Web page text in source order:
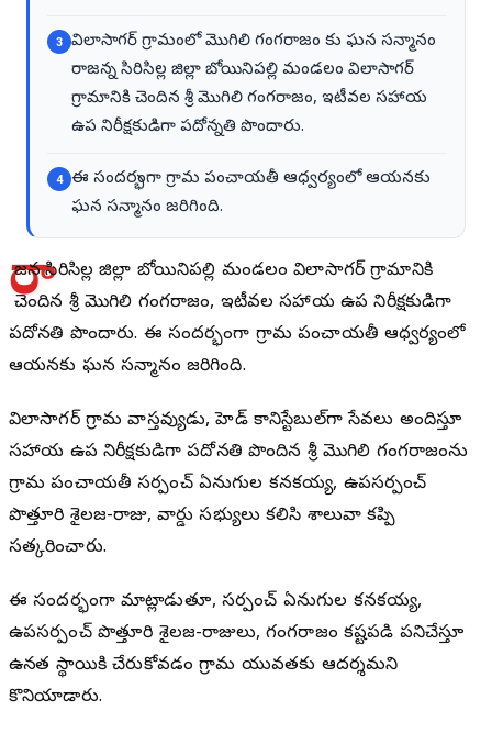
3
విలాసాగర్ గ్రామంలో మొగిలి గంగరాజం కు ఘన సన్మానం
రాజన్న సిరిసిల్ల జిల్లా బోయినిపల్లి మండలం విలాసాగర్
గ్రామానికి చెందిన శ్రీ మొగిలి గంగరాజం, ఇటీవల సహాయ
ఉప నిరీక్షకుడిగా పదోన్నతి పొందారు.
4
ఈ సందర్భంగా గ్రామ పంచాయతీ ఆధ్వర్యంలో ఆయనకు
ఘన సన్మానం జరిగింది.
జన్న సిరిసిల్ల జిల్లా బోయినిపల్లి మండలం విలాసాగర్ గ్రామానికి
చెందిన శ్రీ మొగిలి గంగరాజం, ఇటీవల సహాయ ఉప నిరీక్షకుడిగా
పదోన్నతి పొందారు. ఈ సందర్భంగా గ్రామ పంచాయతీ ఆధ్వర్యంలో
ఆయనకు ఘన సన్మానం జరిగింది.
విలాసాగర్ గ్రామ వాస్తవ్యుడు, హెడ్ కానిస్టేబుల్‌గా సేవలు అందిస్తూ
సహాయ ఉప నిరీక్షకుడిగా పదోన్నతి పొందిన శ్రీ మొగిలి గంగరాజంను
గ్రామ పంచాయతీ సర్పంచ్ ఏనుగుల కనకయ్య, ఉపసర్పంచ్
పొత్తూరి శైలజ-రాజు, వార్డు సభ్యులు కలిసి శాలువా కప్పి
సత్కరించారు.
ఈ సందర్భంగా మాట్లాడుతూ, సర్పంచ్ ఏనుగుల కనకయ్య,
ఉపసర్పంచ్ పొత్తూరి శైలజ-రాజులు, గంగరాజం కష్టపడి పనిచేస్తూ
ఉన్నత స్థాయికి చేరుకోవడం గ్రామ యువతకు ఆదర్శమని
కొనియాడారు.